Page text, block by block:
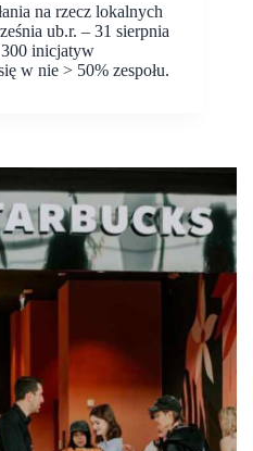
na rzecz lokalnych
ub.r. – 31 sierpnia
300 inicjatyw
w nie > 50% zespołu.